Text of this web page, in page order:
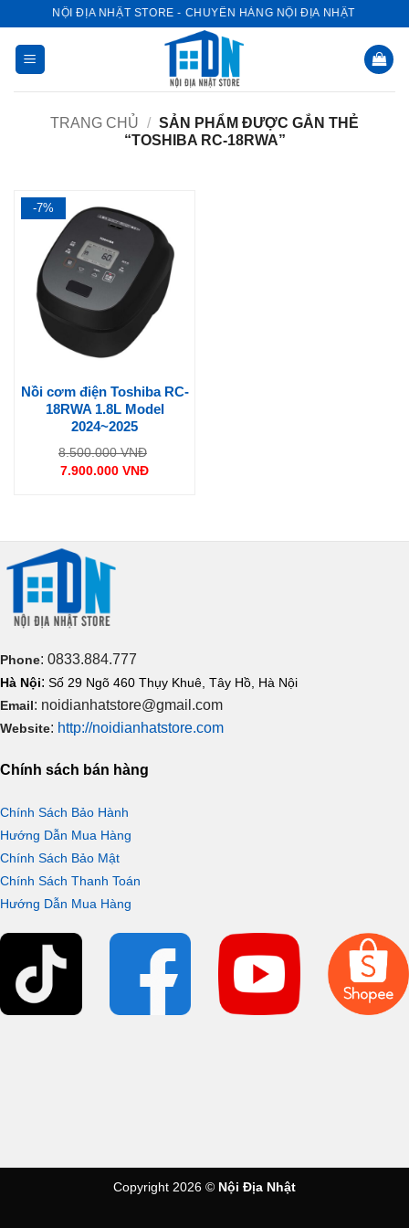
dung
NỘI ĐỊA NHẬT STORE - CHUYÊN HÀNG NỘI ĐỊA NHẬT
TRANG CHỦ / SẢN PHẨM ĐƯỢC GẮN THẺ
“TOSHIBA RC-18RWA”
-7%
Nồi cơm điện Toshiba RC-
18RWA 1.8L Model
2024~2025
8.500.000VNĐ
7.900.000 VNĐ
Phone: 0833.884.777
Hà Nội: Số 29 Ngõ 460 Thụy Khuê, Tây Hồ, Hà Nội
Email: noidianhatstore@gmail.com
Website: http://noidianhatstore.com
Chính sách bán hàng
Chính Sách Bảo Hành
Hướng Dẫn Mua Hàng
Chính Sách Bảo Mật
Chính Sách Thanh Toán
Hướng Dẫn Mua Hàng
Copyright 2026 © Nội Địa Nhật